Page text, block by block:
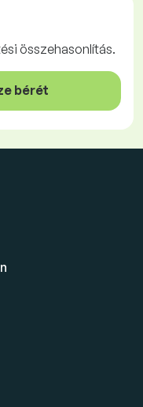
összehasonlítás.
bérét